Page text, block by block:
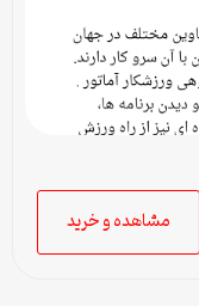
مشاهده و خرید